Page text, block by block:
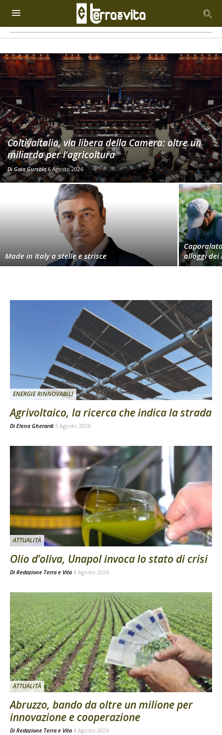
Coltivaitalia, via libera della Camera: oltre un
miliardo per l’agricoltura
DiGaia Gursola 6 Agosto 2026
Made in Italy a stelle e strisce
alloggi
ENERGIE RINNOVABILI
Agrivoltaico, la ricerca che indica la strada
Di Elena Gherardi 5 Agosto 2026
ATTUALITÀ
Olio d’oliva, Unapol invoca lo stato di crisi
Di Redazione Terra e Vita 4 Agosto 2026
ATTUALITÀ
Abruzzo, bando da oltre un milione per
innovazione e cooperazione
Di Redazione Terra e Vita 4 Agosto 2026